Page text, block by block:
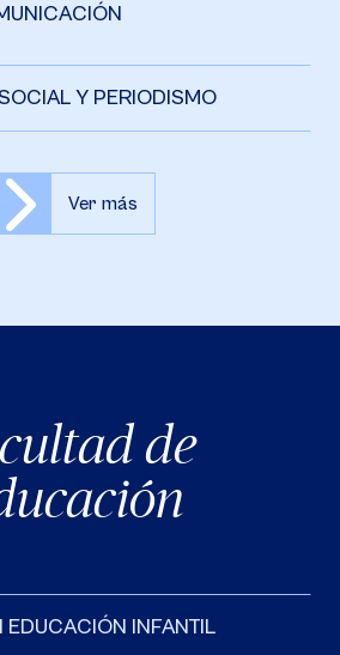
Y PERIODISMO
Ver más
de
EDUCACIÓN INFANTIL